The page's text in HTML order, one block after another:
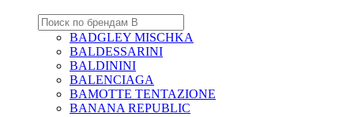
BADGLEY MISCHKA
BALDESSARINI
BALDININI
BALENCIAGA
BAMOTTE TENTAZIONE
BANANA REPUBLIC